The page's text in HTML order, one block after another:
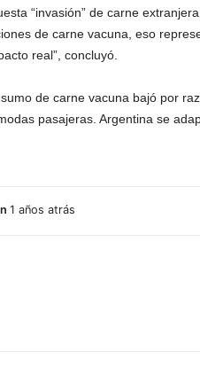
“invasión” de carne
de carne vacuna, eso
real”, concluyó.
de carne vacuna bajó por
pasajeras. Argentina se
1 años atrás